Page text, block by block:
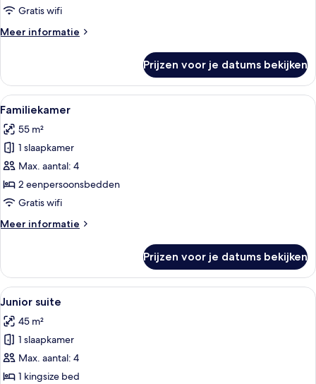
Gratis wifi
Meer informatie
Meer
kamer
Prijzen voor je datums bekijken
Alle
foto's
voor
Familiekamer
laden
Een hotelkamer met twee bedden,
12
Familiekamer
55 m²
1 slaapkamer
Max. aantal: 4
2 eenpersoonsbedden
Gratis wifi
Meer informatie
Meer
Prijzen voor je datums bekijken
Alle
foto's
voor
Junior
suite
laden
Een moderne hotelkamer met een
14
Junior suite
45 m²
1 slaapkamer
Max. aantal: 4
1 kingsize bed